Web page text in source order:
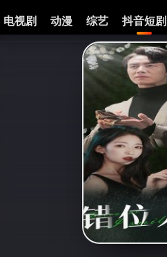
电视剧 动漫 综艺 抖音短剧